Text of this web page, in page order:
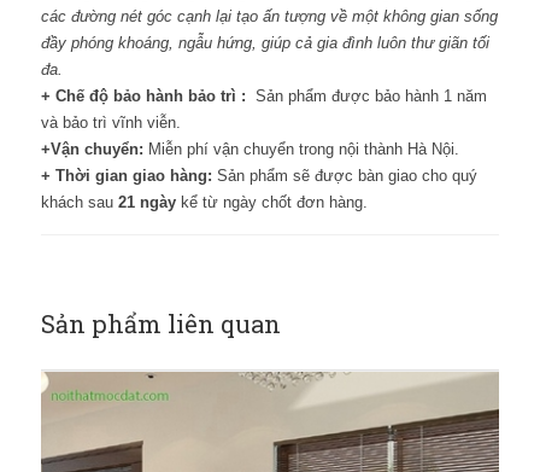
các đường nét góc cạnh lại tạo ấn tượng về một không gian sống
đầy phóng khoáng, ngẫu hứng, giúp cả gia đình luôn thư giãn tối
đa.
+ Chế độ bảo hành bảo trì : Sản phẩm được bảo hành 1 năm
và bảo trì vĩnh viễn.
+Vận chuyển: Miễn phí vận chuyển trong nội thành Hà Nội.
+ Thời gian giao hàng: Sản phẩm sẽ được bàn giao cho quý
khách sau 21 ngày kể từ ngày chốt đơn hàng.
Sản phẩm liên quan